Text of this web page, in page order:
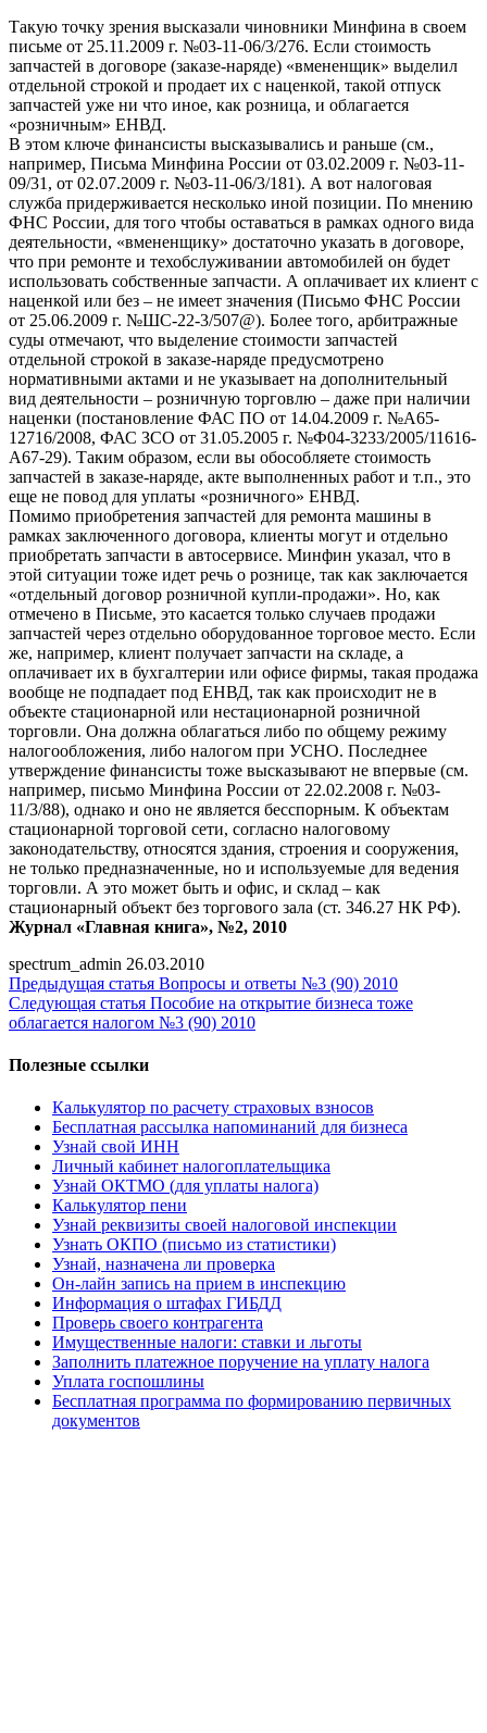
Такую точку зрения высказали чиновники Минфина в своем
письме от 25.11.2009 г. №03-11-06/3/276. Если стоимость
запчастей в договоре (заказе-наряде) «вмененщик» выделил
отдельной строкой и продает их с наценкой, такой отпуск
запчастей уже ни что иное, как розница, и облагается
«розничным» ЕНВД.
В этом ключе финансисты высказывались и раньше (см.,
например, Письма Минфина России от 03.02.2009 г. №03-11-
09/31, от 02.07.2009 г. №03-11-06/3/181). А вот налоговая
служба придерживается несколько иной позиции. По мнению
ФНС России, для того чтобы оставаться в рамках одного вида
деятельности, «вмененщику» достаточно указать в договоре,
что при ремонте и техобслуживании автомобилей он будет
использовать собственные запчасти. А оплачивает их клиент с
наценкой или без – не имеет значения (Письмо ФНС России
от 25.06.2009 г. №ШС-22-3/507@). Более того, арбитражные
суды отмечают, что выделение стоимости запчастей
отдельной строкой в заказе-наряде предусмотрено
нормативными актами и не указывает на дополнительный
вид деятельности – розничную торговлю – даже при наличии
наценки (постановление ФАС ПО от 14.04.2009 г. №А65-
12716/2008, ФАС ЗСО от 31.05.2005 г. №Ф04-3233/2005/11616-
А67-29). Таким образом, если вы обособляете стоимость
запчастей в заказе-наряде, акте выполненных работ и т.п., это
еще не повод для уплаты «розничного» ЕНВД.
Помимо приобретения запчастей для ремонта машины в
рамках заключенного договора, клиенты могут и отдельно
приобретать запчасти в автосервисе. Минфин указал, что в
этой ситуации тоже идет речь о рознице, так как заключается
«отдельный договор розничной купли-продажи». Но, как
отмечено в Письме, это касается только случаев продажи
запчастей через отдельно оборудованное торговое место. Если
же, например, клиент получает запчасти на складе, а
оплачивает их в бухгалтерии или офисе фирмы, такая продажа
вообще не подпадает под ЕНВД, так как происходит не в
объекте стационарной или нестационарной розничной
торговли. Она должна облагаться либо по общему режиму
налогообложения, либо налогом при УСНО. Последнее
утверждение финансисты тоже высказывают не впервые (см.
например, письмо Минфина России от 22.02.2008 г. №03-
11/3/88), однако и оно не является бесспорным. К объектам
стационарной торговой сети, согласно налоговому
законодательству, относятся здания, строения и сооружения,
не только предназначенные, но и используемые для ведения
торговли. А это может быть и офис, и склад – как
стационарный объект без торгового зала (ст. 346.27 НК РФ).
Журнал «Главная книга», №2, 2010
spectrum_admin 26.03.2010
Предыдущая статья Вопросы и ответы №3 (90) 2010
Следующая статья Пособие на открытие бизнеса тоже
облагается налогом №3 (90) 2010
Полезные ссылки
Калькулятор по расчету страховых взносов
Бесплатная рассылка напоминаний для бизнеса
Узнай свой ИНН
Личный кабинет налогоплательщика
Узнай ОКТМО (для уплаты налога)
Калькулятор пени
Узнай реквизиты своей налоговой инспекции
Узнать ОКПО (письмо из статистики)
Узнай, назначена ли проверка
Он-лайн запись на прием в инспекцию
Информация о штафах ГИБДД
Проверь своего контрагента
Имущественные налоги: ставки и льготы
Заполнить платежное поручение на уплату налога
Уплата госпошлины
Бесплатная программа по формированию первичных
документов